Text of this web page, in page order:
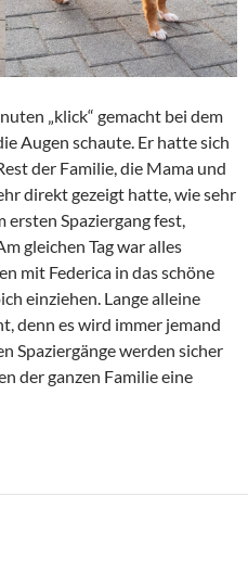
„klick“ gemacht bei dem
Augen schaute. Er hatte sich
der Familie, die Mama und
direkt gezeigt hatte, wie sehr
ersten Spaziergang fest,
gleichen Tag war alles
mit Federica in das schöne
einziehen. Lange alleine
denn es wird immer jemand
Spaziergänge werden sicher
der ganzen Familie eine